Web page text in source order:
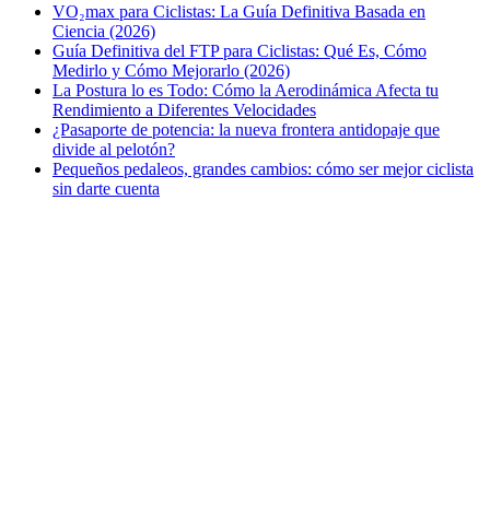
VO₂max para Ciclistas: La Guía Definitiva Basada en
Ciencia (2026)
Guía Definitiva del FTP para Ciclistas: Qué Es, Cómo
Medirlo y Cómo Mejorarlo (2026)
La Postura lo es Todo: Cómo la Aerodinámica Afecta tu
Rendimiento a Diferentes Velocidades
¿Pasaporte de potencia: la nueva frontera antidopaje que
divide al pelotón?
Pequeños pedaleos, grandes cambios: cómo ser mejor ciclista
sin darte cuenta